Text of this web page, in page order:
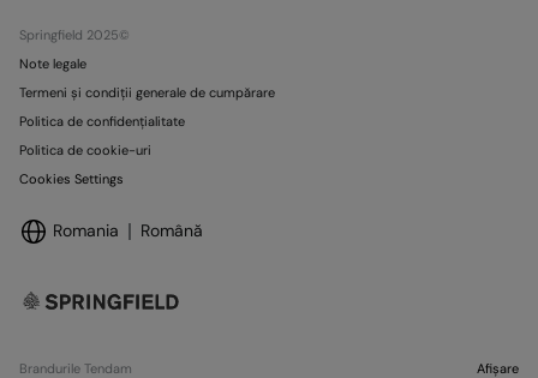
Springfield 2025©
Note legale
Termeni și condiții generale de cumpărare
Politica de confidențialitate
Politica de cookie-uri
Cookies Settings
Romania Română
Brandurile Tendam Afișare